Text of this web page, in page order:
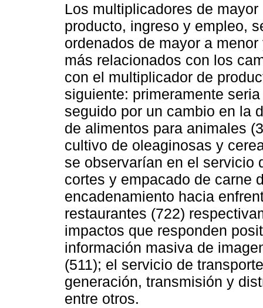
Los multiplicadores de
producto, ingreso y empleo,
ordenados de mayor a
más relacionados con los
con el multiplicador de
siguiente: primeramente
seguido por un cambio en la
de alimentos para animales
cultivo de oleaginosas y
se observarían en el servicio
cortes y empacado de carne
encadenamiento hacia
restaurantes (722)
impactos que responden
información masiva de
(511); el servicio de
generación, transmisión y
entre otros.